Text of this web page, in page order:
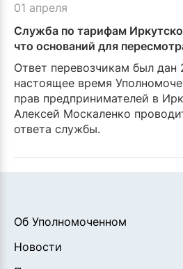
01 апреля
Служба по тарифам
что оснований для
Ответ перевозчикам был дан
настоящее время
прав предпринимателей в
Алексей Москаленко
ответа службы.
Об Уполномоченном
Новости